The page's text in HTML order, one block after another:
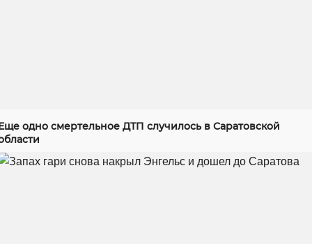
одно смертельное ДТП случилось в Саратовской